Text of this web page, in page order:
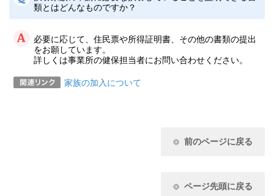
類とはどんなものですか？
必要に応じて、住民票や所得証明書、その他の書類の提出
をお願しています。
詳しくは事業所の健保担当者にお問い合わせください。
家族の加入について
前のページに戻る
ページ先頭に戻る